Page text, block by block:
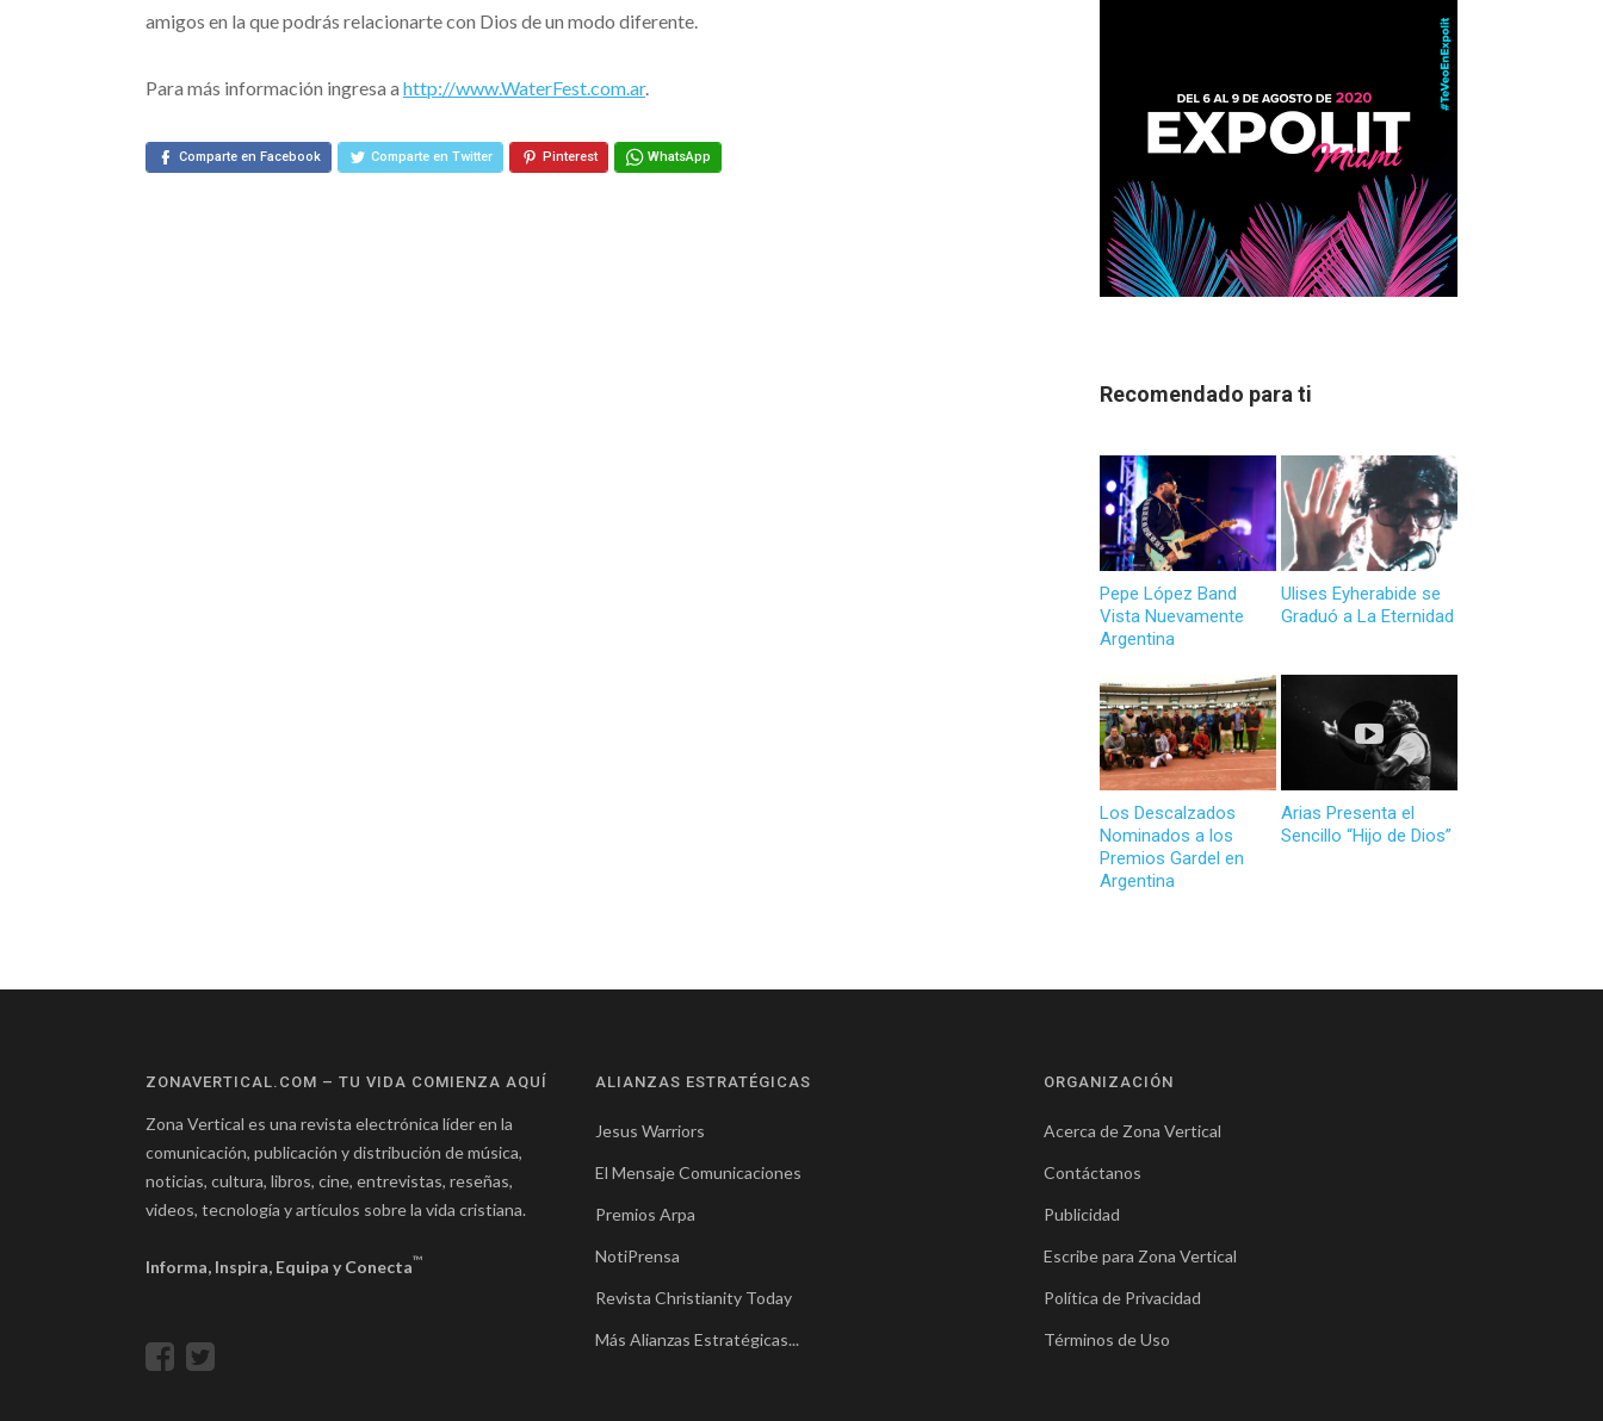
amigos en la que podrás relacionarte con Dios de un modo diferente.
Para más información ingresa a http://www.WaterFest.com.ar.
Comparte en Facebook Comparte en Twitter Pinterest WhatsApp
Recomendado para ti
Pepe López Band
Vista Nuevamente
Argentina
Ulises Eyherabide se
Graduó a La Eternidad
Los Descalzados
Nominados a los
Premios Gardel en
Argentina
Arias Presenta el
Sencillo “Hijo de Dios”
ZONAVERTICAL.COM – TU VIDA COMIENZA AQUÍ
Zona Vertical es una revista electrónica líder en la
comunicación, publicación y distribución de música,
noticias, cultura, libros, cine, entrevistas, reseñas,
videos, tecnología y artículos sobre la vida cristiana.
Informa, Inspira, Equipa y Conecta™
ALIANZAS ESTRATÉGICAS
Jesus Warriors
El Mensaje Comunicaciones
Premios Arpa
NotiPrensa
Revista Christianity Today
Más Alianzas Estratégicas...
ORGANIZACIÓN
Acerca de Zona Vertical
Contáctanos
Publicidad
Escribe para Zona Vertical
Política de Privacidad
Términos de Uso